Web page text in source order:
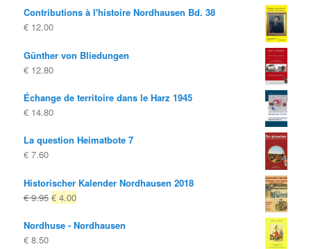
Contributions à l'histoire Nordhausen Bd. 38
€ 12.00
Günther von Bliedungen
€ 12.80
Échange de territoire dans le Harz 1945
€ 14.80
La question Heimatbote 7
€ 7.60
Historischer Kalender Nordhausen 2018
€9.95 Le
d'origine
€ 4.00Le
actuel
Nordhuse - Nordhausen
€ 8.50